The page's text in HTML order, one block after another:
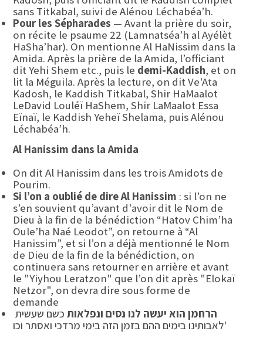
sans Titkabal, suivi de Alénou Léchabéa’h.
Pour les Sépharades — Avant la prière du soir,
on récite le psaume 22 (Lamnatséa’h al Ayélèt
HaSha’har). On mentionne Al HaNissim dans la
Amida. Après la prière de la Amida, l’officiant
dit Yehi Shem etc., puis le demi-Kaddish, et on
lit la Méguila. Après la lecture, on dit Ve'Ata
Kadosh, le Kaddish Titkabal, Shir HaMaalot
LeDavid Louléï HaShem, Shir LaMaalot Essa
Eïnaï, le Kaddish Yeheï Shelama, puis Alénou
Léchabéa’h.
Al Hanissim dans la Amida
On dit Al Hanissim dans les trois Amidots de
Pourim.
Si l’on a oublié de dire Al Hanissim : si l’on ne
s'en souvient qu’avant d'avoir dit le Nom de
Dieu à la fin de la bénédiction “Hatov Chim’ha
Oule’ha Naé Leodot”, on retourne à “Al
Hanissim”, et si l’on a déjà mentionné le Nom
de Dieu de la fin de la bénédiction, on
continuera sans retourner en arrière et avant
le "Yiyhou Leratzon" que l’on dit après "Elokaï
Netzor", on devra dire sous forme de
demande
הרחמן הוא יעשה לנו נסים ונפלאותכשם שעשית
לאבותינו בימים ההם בזמן הזה בימי מרדכי ואסתר וכו'